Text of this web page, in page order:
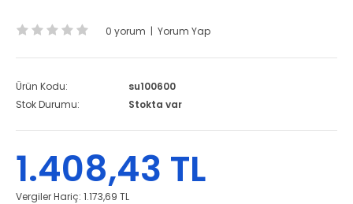
0 yorum | Yorum Yap
Ürün Kodu:
su100600
Stok Durumu:
Stokta var
1.408,43 TL
Vergiler Hariç: 1.173,69 TL